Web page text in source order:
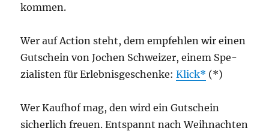
kommen.
Wer auf Action steht, dem emp­feh­len wir einen
Gut­schein von Jochen Schwei­zer, einem Spe­
zia­lis­ten für Erleb­nis­ge­schen­ke:Klick (*)
Wer Kauf­hof mag, den wird ein Gut­schein
sicher­lich freu­en. Ent­spannt nach Weih­nach­ten